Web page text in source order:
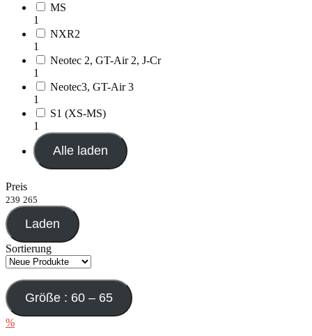
MS
1
NXR2
1
Neotec 2, GT-Air 2, J-Cr
1
Neotec3, GT-Air 3
1
S1 (XS-MS)
1
Alle laden
Preis
239 265
Laden
Sortierung
Größe : 60 – 65
%